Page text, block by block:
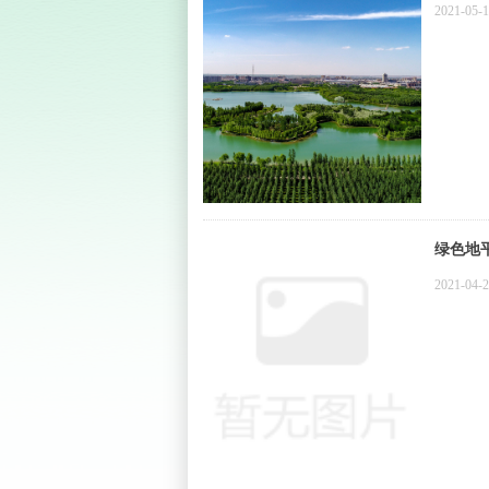
2021-05-
绿色地
2021-04-